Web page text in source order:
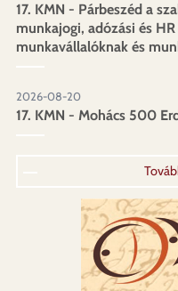
17. KMN - Párbeszéd a
munkajogi, adózási és
munkavállalóknak és
2026-08-20
17. KMN - Mohács 500